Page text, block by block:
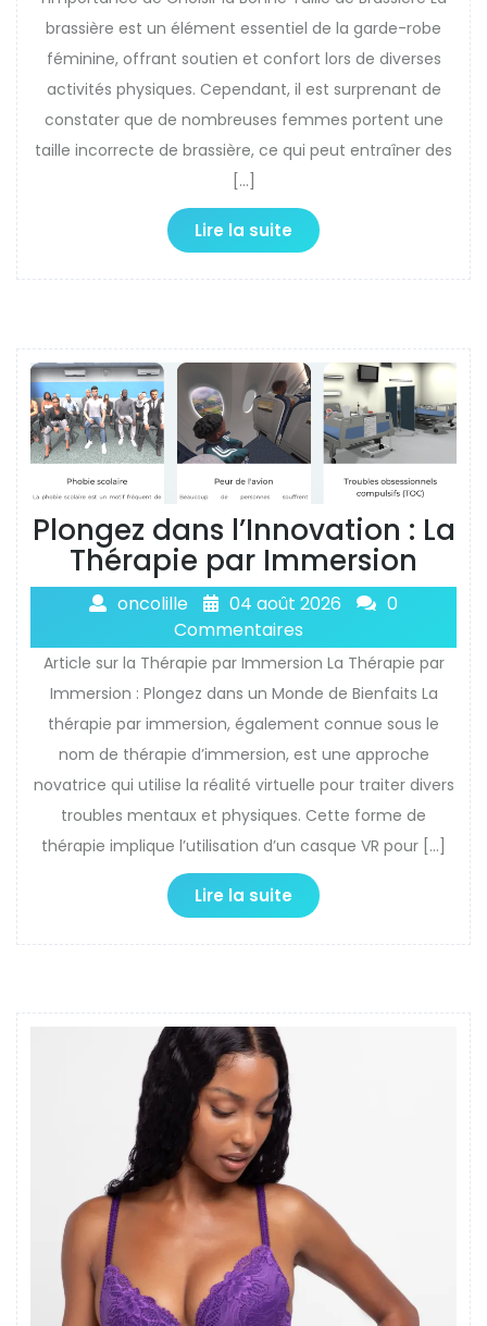
brassière est un élément essentiel de la garde-robe
féminine, offrant soutien et confort lors de diverses
activités physiques. Cependant, il est surprenant de
constater que de nombreuses femmes portent une
taille incorrecte de brassière, ce qui peut entraîner des
[…]
Lire la suite
Plongez dans l’Innovation : La
Thérapie par Immersion
oncolille 04 août 2026
0
Commentaires
Article sur la Thérapie par Immersion La Thérapie par
Immersion : Plongez dans un Monde de Bienfaits La
thérapie par immersion, également connue sous le
nom de thérapie d’immersion, est une approche
novatrice qui utilise la réalité virtuelle pour traiter divers
troubles mentaux et physiques. Cette forme de
thérapie implique l’utilisation d’un casque VR pour […]
Lire la suite